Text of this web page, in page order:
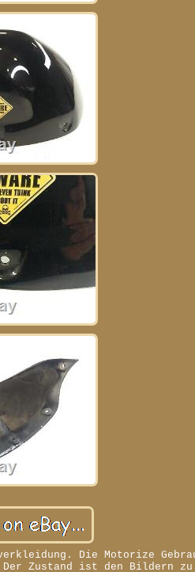
Die Motorize
Zustand ist den Bildern zu